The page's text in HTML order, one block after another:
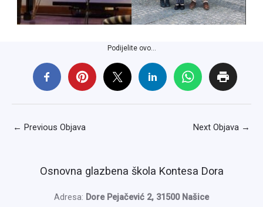
Podijelite ovo...
← Previous Objava Next Objava →
Osnovna glazbena škola Kontesa Dora
Adresa: Dore Pejačević 2, 31500 Našice